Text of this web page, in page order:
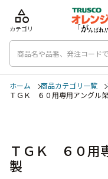
category
カテゴリ
ホーム 商品カテゴリ一覧
ＴＧＫ ６０用専用アングル
ＴＧＫ ６０用
製